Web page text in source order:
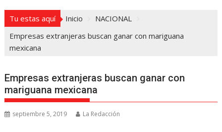
Tu estas aquí Inicio
NACIONAL
Empresas extranjeras buscan ganar con mariguana
mexicana
Empresas extranjeras buscan ganar con
mariguana mexicana
septiembre 5, 2019 La Redacción